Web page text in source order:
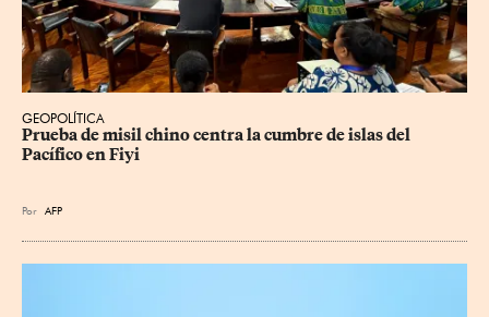
GEOPOLÍTICA
Prueba de misil chino centra la cumbre de islas del
Pacífico en Fiyi
Por AFP